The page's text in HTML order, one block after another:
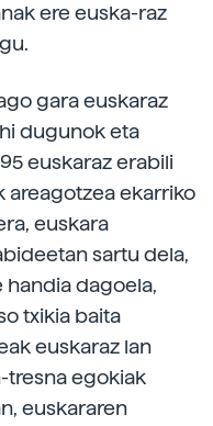
ere euska-raz
gara euskaraz
dugunok eta
euskaraz erabili
areagotzea ekarriko
euskara
sartu dela,
dagoela,
txikia baita
euskaraz lan
tresna egokiak
euskararen